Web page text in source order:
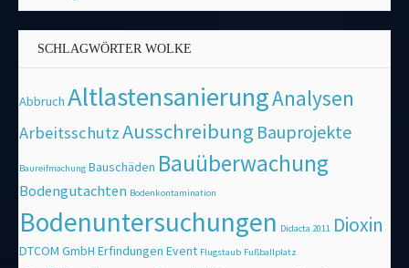
SCHLAGWÖRTER WOLKE
Abbruch AltlastensanierungAnalysen
ArbeitsschutzAusschreibung Bauprojekte
Baureifmachung Bauschäden Bauüberwachung
Bodengutachten Bodenkontamination
Bodenuntersuchungen Didacta 2011 Dioxin
DTCOM GmbH Erfindungen Event Flugstaub Fußballplatz